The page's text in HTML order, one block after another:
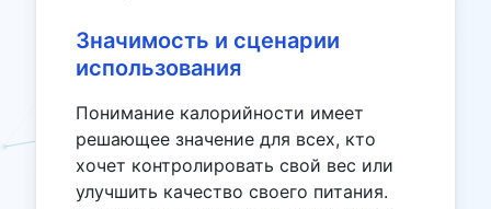
Значимость и сценарии
использования
Понимание калорийности имеет
решающее значение для всех, кто
хочет контролировать свой вес или
улучшить качество своего питания.